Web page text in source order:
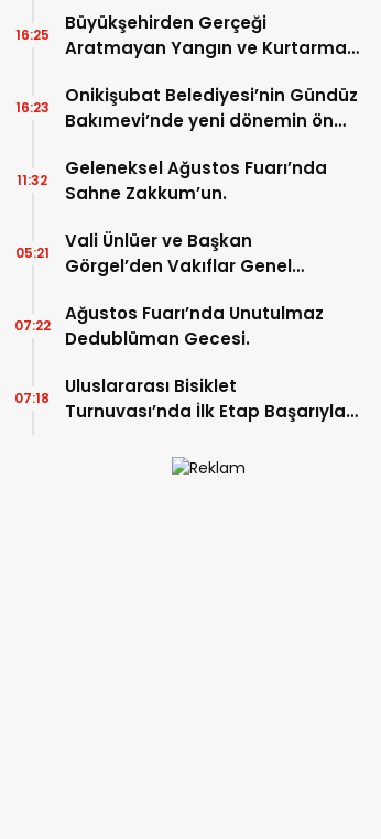
Büyükşehirden Gerçeği
Aratmayan Yangın ve Kurtarma
16:25
Onikişubat Belediyesi’nin Gündüz
Bakımevi’nde yeni dönemin ön
16:23
Geleneksel Ağustos Fuarı’nda
Sahne Zakkum’un.
11:32
Vali Ünlüer ve Başkan
Görgel’den Vakıflar Genel
05:21
Ağustos Fuarı’nda Unutulmaz
Dedublüman Gecesi.
07:22
Uluslararası Bisiklet
Turnuvası’nda İlk Etap Başarıyla
07:18